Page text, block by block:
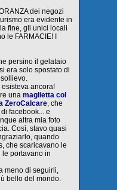
dei negozi
era evidente in
fine, gli unici locali
le FARMACIE! I
persino il gelataio
era solo spostato di
ancora!
una maglietta col
ZeroCalcare, che
facebook... e
altra mia foto
Così, stavo quasi
quando
che scaricavano le
le portavano in
meno di seguirli,
bello del mondo.